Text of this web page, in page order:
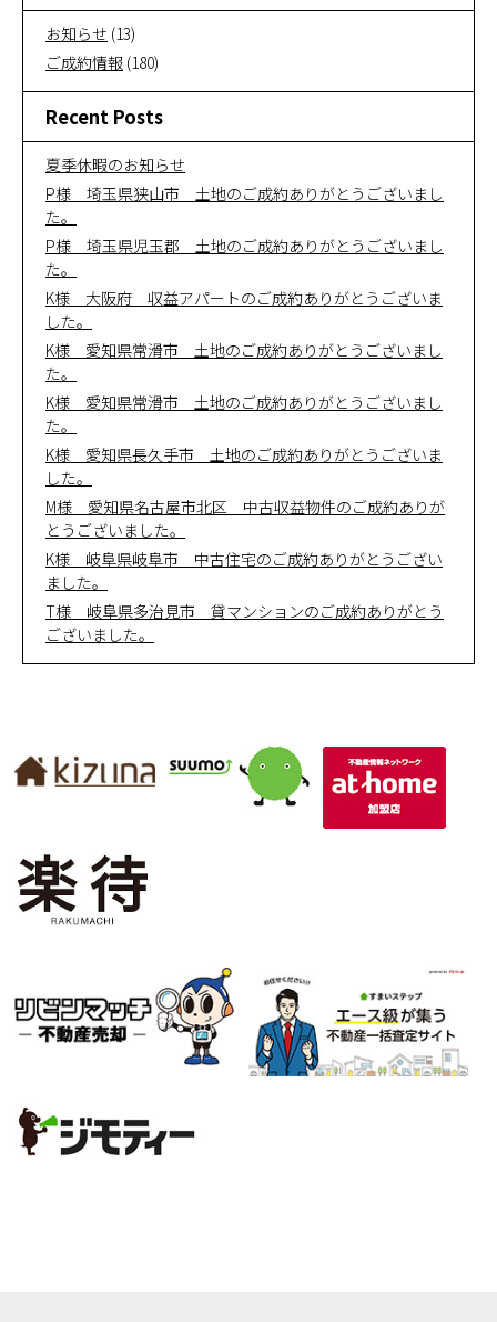
お知らせ (13)
ご成約情報 (180)
Recent Posts
夏季休暇のお知らせ
P様 埼玉県狭山市 土地のご成約ありがとうございまし
た。
P様 埼玉県児玉郡 土地のご成約ありがとうございまし
た。
K様 大阪府 収益アパートのご成約ありがとうございま
した。
K様 愛知県常滑市 土地のご成約ありがとうございまし
た。
K様 愛知県常滑市 土地のご成約ありがとうございまし
た。
K様 愛知県長久手市 土地のご成約ありがとうございま
した。
M様 愛知県名古屋市北区 中古収益物件のご成約ありが
とうございました。
K様 岐阜県岐阜市 中古住宅のご成約ありがとうござい
ました。
T様 岐阜県多治見市 貸マンションのご成約ありがとう
ございました。